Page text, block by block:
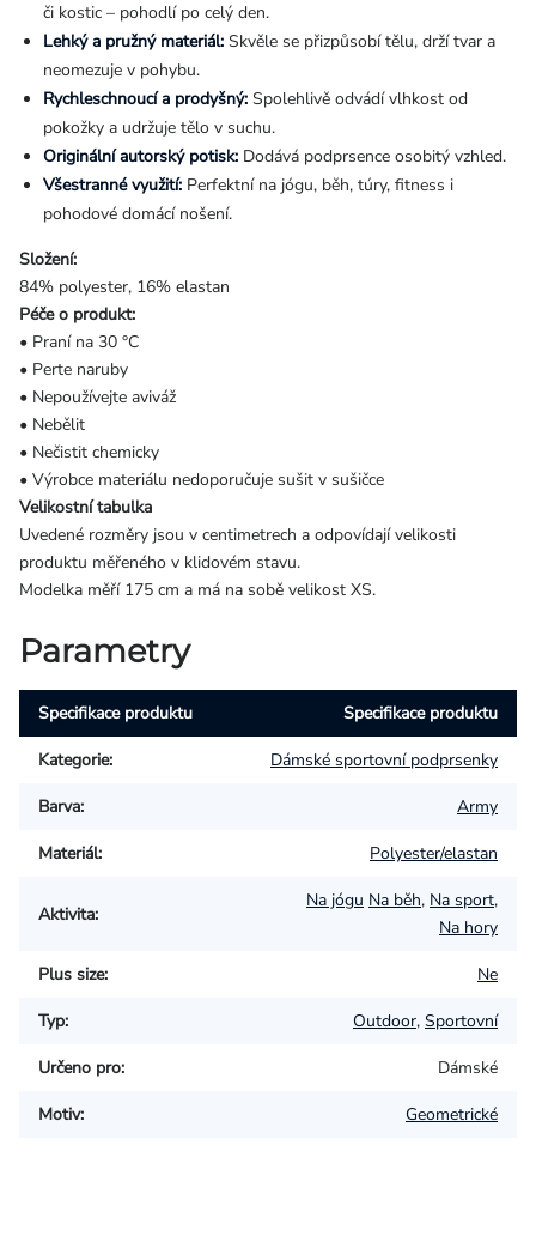
či kostic – pohodlí po celý den.
Lehký a pružný materiál: Skvěle se přizpůsobí tělu, drží tvar a
neomezuje v pohybu.
Rychleschnoucí a prodyšný: Spolehlivě odvádí vlhkost od
pokožky a udržuje tělo v suchu.
Originální autorský potisk: Dodává podprsence osobitý vzhled.
Všestranné využití: Perfektní na jógu, běh, túry, fitness i
pohodové domácí nošení.
Složení:
84% polyester, 16% elastan
Péče o produkt:
• Praní na 30 °C
• Perte naruby
• Nepoužívejte aviváž
• Nebělit
• Nečistit chemicky
• Výrobce materiálu nedoporučuje sušit v sušičce
Velikostní tabulka
Uvedené rozměry jsou v centimetrech a odpovídají velikosti
produktu měřeného v klidovém stavu.
Modelka měří 175 cm a má na sobě velikost XS.
Parametry
Specifikace produktu Specifikace produktu
Kategorie: Dámské sportovní podprsenky
Barva: Army
Materiál: Polyester/elastan
Aktivita:
Na jógu Na běh, Na sport,
Na hory
Plus size: Ne
Typ: Outdoor, Sportovní
Určeno pro: Dámské
Motiv: Geometrické